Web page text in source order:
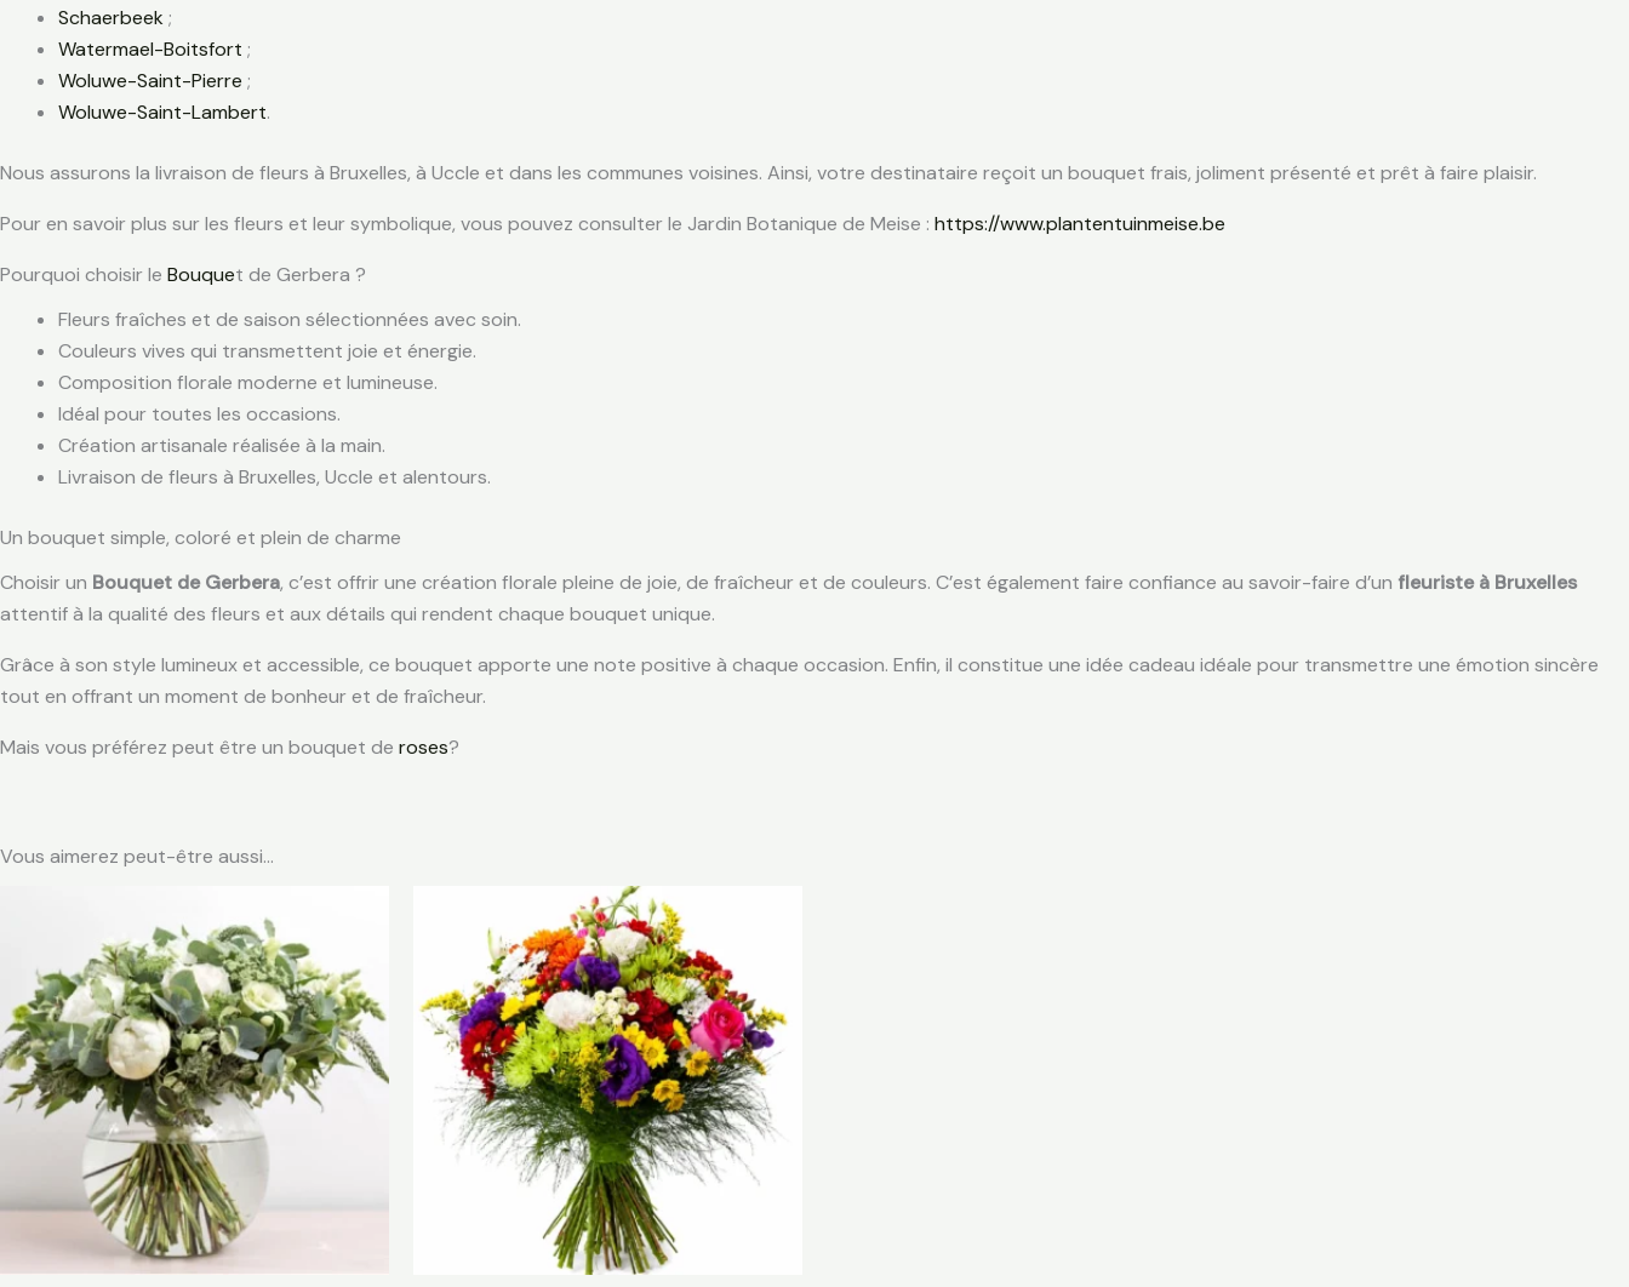
Schaerbeek ;
Watermael-Boitsfort ;
Woluwe-Saint-Pierre ;
Woluwe-Saint-Lambert.
Nous assurons la livraison de fleurs à Bruxelles, à Uccle et dans les communes voisines. Ainsi, votre destinataire reçoit un bouquet frais, joliment présenté et prêt à faire plaisir.
Pour en savoir plus sur les fleurs et leur symbolique, vous pouvez consulter le Jardin Botanique de Meise : https://www.plantentuinmeise.be
Pourquoi choisir le Bouquet de Gerbera ?
Fleurs fraîches et de saison sélectionnées avec soin.
Couleurs vives qui transmettent joie et énergie.
Composition florale moderne et lumineuse.
Idéal pour toutes les occasions.
Création artisanale réalisée à la main.
Livraison de fleurs à Bruxelles, Uccle et alentours.
Un bouquet simple, coloré et plein de charme
Choisir un Bouquet de Gerbera, c’est offrir une création florale pleine de joie, de fraîcheur et de couleurs. C’est également faire confiance au savoir-faire d’un fleuriste à Bruxelles
attentif à la qualité des fleurs et aux détails qui rendent chaque bouquet unique.
Grâce à son style lumineux et accessible, ce bouquet apporte une note positive à chaque occasion. Enfin, il constitue une idée cadeau idéale pour transmettre une émotion sincère
tout en offrant un moment de bonheur et de fraîcheur.
Mais vous préférez peut être un bouquet de roses?
Vous aimerez peut-être aussi…
prix :
€ 55,00
à
€ 105,00
Plage
de
prix :
€ 40,00
à
€ 65,00